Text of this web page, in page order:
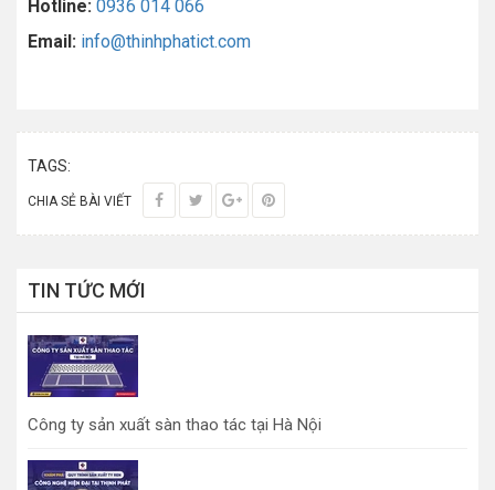
Hotline: 0936 014 066
Email: info@thinhphatict.com
TAGS:
CHIA SẺ BÀI VIẾT
TIN TỨC MỚI
Công ty sản xuất sàn thao tác tại Hà Nội